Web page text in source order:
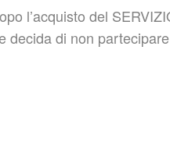
l’acquisto del
di non